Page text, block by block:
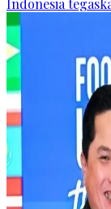
Indonesia